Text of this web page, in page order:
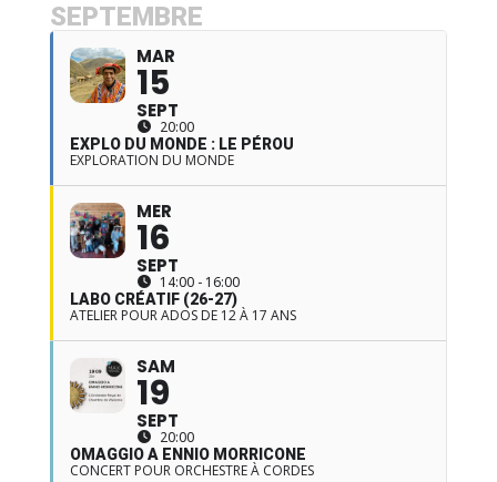
SEPTEMBRE
MAR
15
SEPT
20:00
EXPLO DU MONDE : LE PÉROU
EXPLORATION DU MONDE
MER
16
SEPT
14:00 - 16:00
LABO CRÉATIF (26-27)
ATELIER POUR ADOS DE 12 À 17 ANS
SAM
19
SEPT
20:00
OMAGGIO A ENNIO MORRICONE
CONCERT POUR ORCHESTRE À CORDES